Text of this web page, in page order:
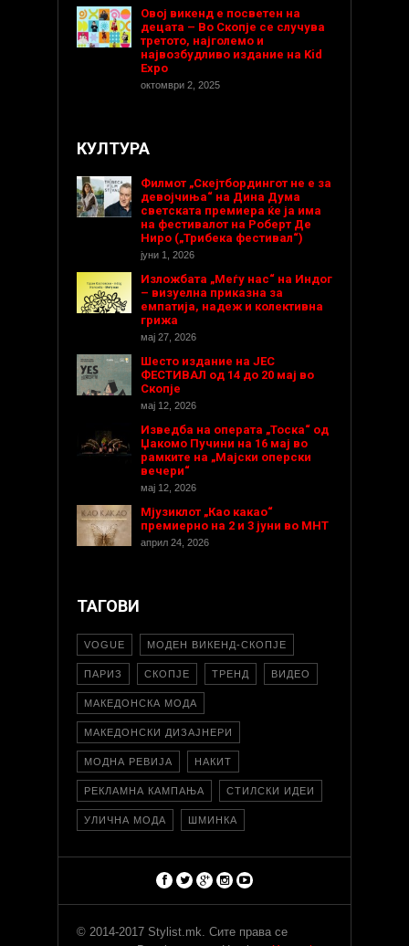
Овој викенд е посветен на
децата – Во Скопје се случува
третото, најголемо и
највозбудливо издание на Kid
Expo
октомври 2, 2025
КУЛТУРА
Филмот „Скејтбордингот не е за
девојчиња“ на Дина Дума
светската премиера ќе ја има
на фестивалот на Роберт Де
Ниро („Трибека фестивал“)
јуни 1, 2026
Изложбата „Меѓу нас“ на Индог
– визуелна приказна за
емпатија, надеж и колективна
грижа
мај 27, 2026
Шесто издание на ЈЕС
ФЕСТИВАЛ од 14 до 20 мај во
Скопје
мај 12, 2026
Изведба на операта „Тоска“ од
Џакомо Пучини на 16 мај во
рамките на „Мајски оперски
вечери“
мај 12, 2026
Мјузиклот „Као какао“
премиерно на 2 и 3 јуни во МНТ
април 24, 2026
ТАГОВИ
VOGUE МОДЕН ВИКЕНД-СКОПЈЕ
ПАРИЗ СКОПЈЕ ТРЕНД ВИДЕО
МАКЕДОНСКА МОДА
МАКЕДОНСКИ ДИЗАЈНЕРИ
МОДНА РЕВИЈА НАКИТ
РЕКЛАМНА КАМПАЊА СТИЛСКИ ИДЕИ
УЛИЧНА МОДА ШМИНКА
© 2014-2017 Stylist.mk. Сите права се